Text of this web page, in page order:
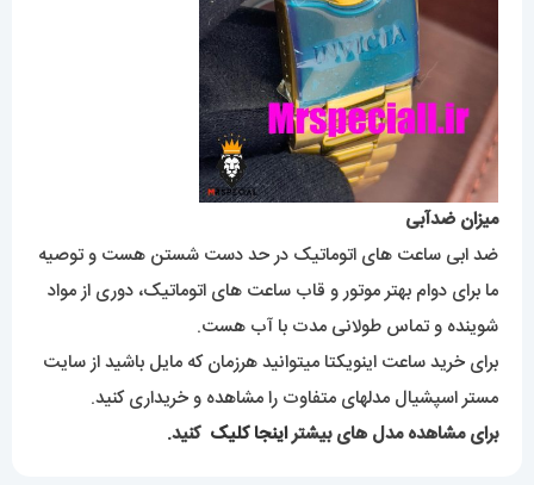
میزان ضدآبی
ضد ابی ساعت های اتوماتیک در حد دست شستن هست و توصیه
ما برای دوام بهتر موتور و قاب ساعت های اتوماتیک، دوری از مواد
شوینده و تماس طولانی مدت با آب هست.
برای خرید ساعت اینویکتا میتوانید هرزمان که مایل باشید از سایت
مستر اسپشیال مدلهای متفاوت را مشاهده و خریداری کنید.
برای مشاهده مدل های بیشتراینجا کلیک کنید.